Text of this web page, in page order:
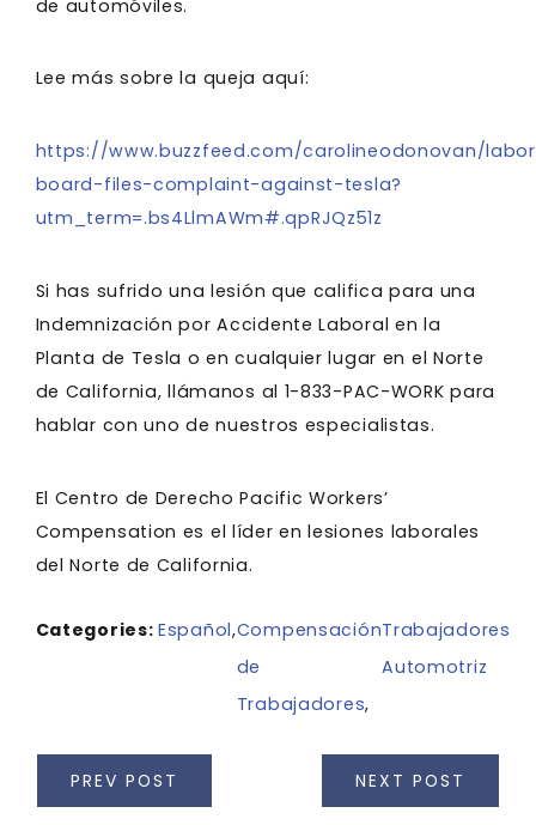
de automóviles.
Lee más sobre la queja aquí:
https://www.buzzfeed.com/carolineodonovan/
board-files-complaint-against-tesla?
utm_term=.bs4LlmAWm#.qpRJQz51z
Si has sufrido una lesión que califica para una
Indemnización por Accidente Laboral en la
Planta de Tesla o en cualquier lugar en el Norte
de California, llámanos al 1-833-PAC-WORK para
hablar con uno de nuestros especialistas.
El Centro de Derecho Pacific Workers’
Compensation es el líder en lesiones laborales
del Norte de California.
Categories:Español,Compensación
de
Trabajadores,
Trabajadores
Automotriz
PREV POST NEXT POST